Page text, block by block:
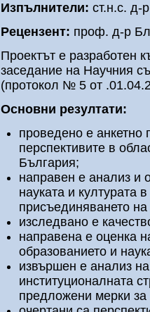
Изпълнители: ст.н.с.
Рецензент: проф. д-р
Проектът е разработен
заседание на Научния
(протокол № 5 от
Основни резултати:
проведено е анкетно
перспективите в
България;
направен е анализ и
науката и културата
присъединяването
изследвано е
направена е оценка
образованието и
извършен е анализ
институционалната
предложени мерки за